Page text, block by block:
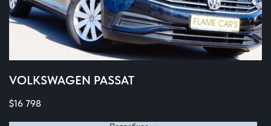
VOLKSWAGEN PASSAT
$16 798